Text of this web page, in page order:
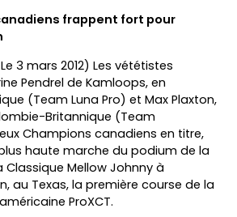
frappent fort pour
3 mars 2012) Les vététistes
Pendrel de Kamloops, en
(Team Luna Pro) et Max Plaxton,
Britannique (Team
Champions canadiens en titre,
haute marche du podium de la
Classique Mellow Johnny à
au Texas, la première course de la
ProXCT.